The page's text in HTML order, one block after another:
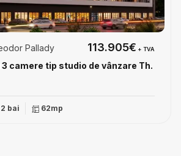
camere tip studio de vânzare Th.
Pallady 113.905€ + TVA
2 bai 62mp